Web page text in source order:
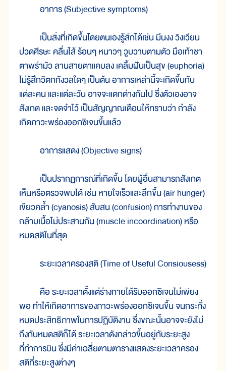
อาการ (Subjective symptoms)
เป็นสิ่งที่เกิดขึ้นโดยตนเองรู้สึกได้เช่น มึนงง วิงเวียน
ปวดศีรษะ คลื่นไส้ ร้อนๆ หนาวๆ วูบวาบตามตัว มือเท้าชา
ตาพร่ามัว ลานสายตาแคบลง เคลิ้มฝันเป็นสุข (euphoria)
ไม่รู้สึกวิตกกังวลใดๆ เป็นต้น อาการเหล่านี้จะเกิดขึ้นกับ
แต่ละคน และแต่ละวัน อาจจะแตกต่างกันไป ซึ่งตัวเองอาจ
สังเกต และจดจำไว้ เป็นสัญญาณเตือนให้ทราบว่า กำลัง
เกิดภาวะพร่องออกซิเจนขึ้นแล้ว
อาการแสดง (Objective signs)
เป็นปรากฏการณ์ที่เกิดขึ้น โดยผู้อื่นสามารถสังเกต
เห็นหรือตรวจพบได้ เช่น หายใจเร็วและลึกขึ้น (air hunger)
เขียวคล้ำ (cyanosis) สับสน (confusion) การทำงานของ
กล้ามเนื้อไม่ประสานกัน (muscle incoordination) หรือ
หมดสติในที่สุด
ระยะเวลาครองสติ (Time of Useful Consiousess)
คือ ระยะเวลาตั้งแต่ร่างกายได้รับออกซิเจนไม่เพียง
พอ ทำให้เกิดอาการของภาวะพร่องออกซิเจนขึ้น จนกระทั่ง
หมดประสิทธิภาพในการปฏิบัติงาน ซึ่งขณะนั้นอาจจะยังไม่
ถึงกับหมดสติก็ได้ ระยะเวลาดังกล่าวขึ้นอยู่กับระยะสูง
ที่ทำการบิน ซึ่งมีค่าเฉลี่ยตามตารางแสดงระยะเวลาครอง
สติที่ระยะสูงต่างๆ